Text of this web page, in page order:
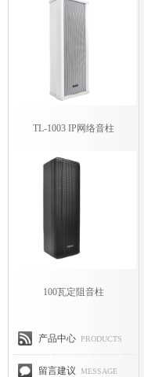
TL-1003 IP网络音柱
100瓦定阻音柱
产品中心 PRODUCTS
留言建议 MESSAGE